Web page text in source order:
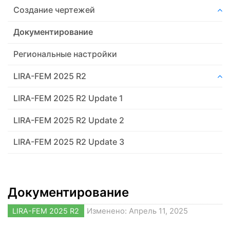
Создание чертежей
Документирование
Региональные настройки
LIRA-FEM 2025 R2
LIRA-FEM 2025 R2 Update 1
LIRA-FEM 2025 R2 Update 2
LIRA-FEM 2025 R2 Update 3
Документирование
LIRA-FEM 2025 R2 Изменено: Апрель 11, 2025